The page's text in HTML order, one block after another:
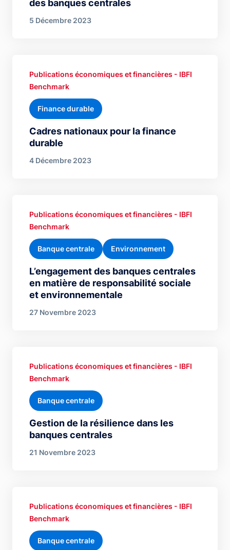
des banques centrales
5 Décembre 2023
Cadres nationaux pour la finance
durable
Publications économiques et financières - IBFI
Benchmark
Finance durable
4 Décembre 2023
L’engagement des banques centrales
en matière de responsabilité sociale
et environnementale
Publications économiques et financières - IBFI
Benchmark
Banque centrale Environnement
27 Novembre 2023
Gestion de la résilience dans les
banques centrales
Publications économiques et financières - IBFI
Benchmark
Banque centrale
21 Novembre 2023
Publications économiques et financières - IBFI
Benchmark
Banque centrale